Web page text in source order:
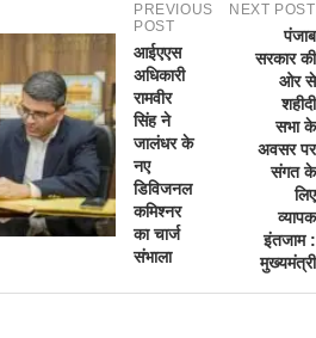
PREVIOUS
POST
आईएएस
अधिकारी
रामवीर
सिंह ने
जालंधर के
नए
डिविजनल
कमिश्नर
का चार्ज
संभाला
NEXT POST
पंजाब
सरकार की
ओर से
शहीदी
सभा के
अवसर पर
संगत के
लिए
व्यापक
इंतजाम :
मुख्यमंत्री